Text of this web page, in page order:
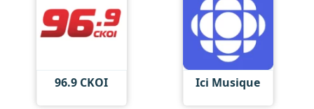
96.9 CKOI Ici Musique